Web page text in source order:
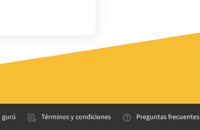
gurú Términos y condiciones Preguntas frecuentes